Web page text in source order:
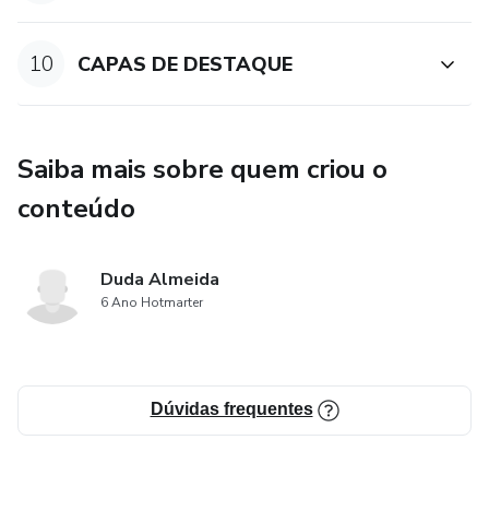
10 CAPAS DE DESTAQUE
Saiba mais sobre quem criou o
conteúdo
Duda Almeida
6 Ano Hotmarter
Dúvidas frequentes